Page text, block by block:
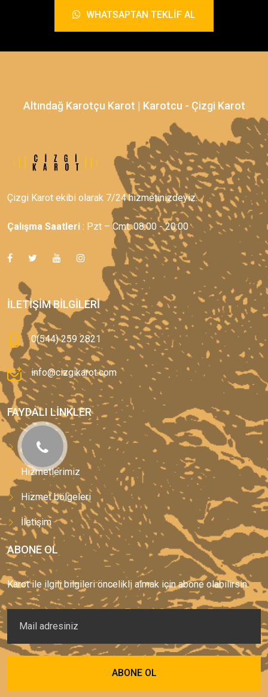
WHATSAPTAN TEKLIF AL
Altındağ Karotçu Karot | Karotcu - Çizgi Karot
Çizgi Karot ekibi olarak 7/24 hizmetinizdeyiz.
Çalışma Saatleri : Pzt – Cmt: 08:00 - 20:00
İLETIŞIM BILGILERI
0(544) 259 2821
info@cizgikarot.com
FAYDALI LINKLER
Anasayfa
Hizmetlerimiz
Hizmet bölgeleri
İletişim
ABONE OL
Karot ile ilgili bilgileri öncelikli almak için abone olabilirsin.